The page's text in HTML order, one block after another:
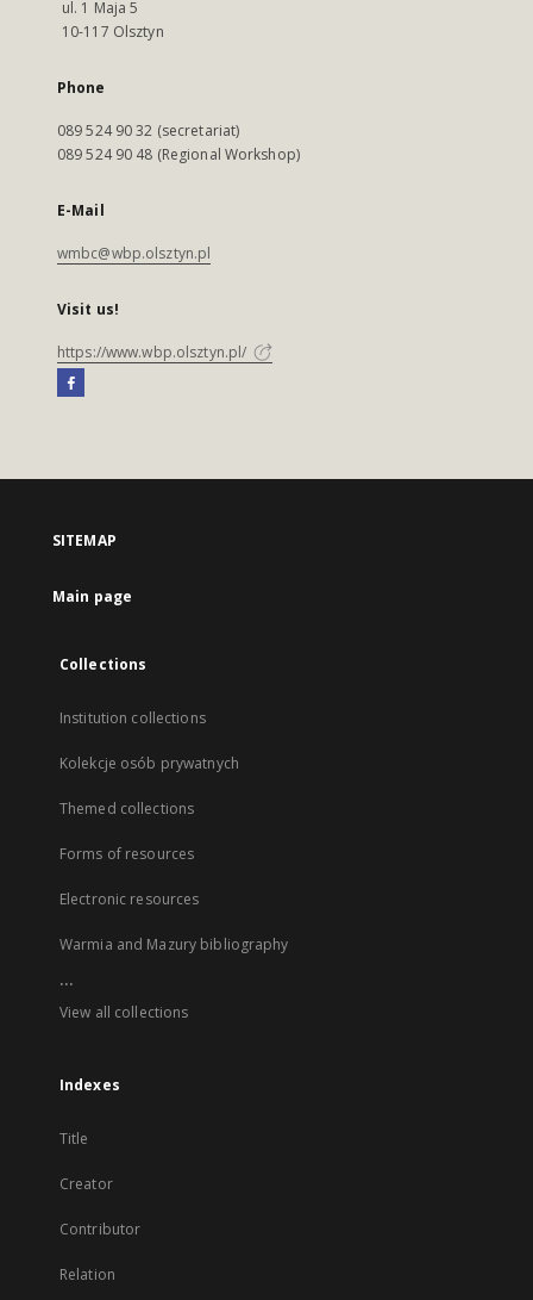
ul. 1 Maja 5
10-117 Olsztyn
Phone
089 524 90 32 (secretariat)
089 524 90 48 (Regional Workshop)
E-Mail
wmbc@wbp.olsztyn.pl
Visit us!
https://www.wbp.olsztyn.pl/
SITEMAP
Main page
Collections
Institution collections
Kolekcje osób prywatnych
Themed collections
Forms of resources
Electronic resources
Warmia and Mazury bibliography
...
View all collections
Indexes
Title
Creator
Contributor
Relation